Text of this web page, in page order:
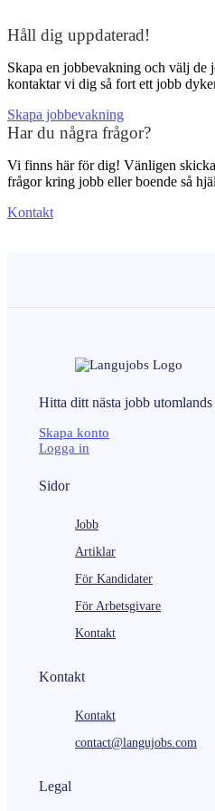
Håll dig uppdaterad!
Skapa en jobbevakning och välj de
kontaktar vi dig så fort ett jobb
Skapa jobbevakning
Har du några frågor?
Vi finns här för dig! Vänligen
frågor kring jobb eller boende så
Kontakt
Hitta ditt nästa jobb utomlands
Skapa konto
Logga in
Sidor
Jobb
Artiklar
För Kandidater
För Arbetsgivare
Kontakt
Kontakt
Kontakt
contact@langujobs.com
Legal